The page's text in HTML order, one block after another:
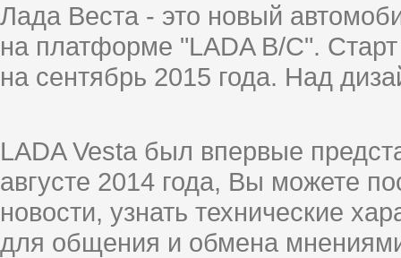
Лада Веста - это новый
на платформе "LADA B/C".
на сентябрь 2015 года. Над
LADA Vesta был впервые
августе 2014 года, Вы можете
новости, узнать технические
для общения и обмена